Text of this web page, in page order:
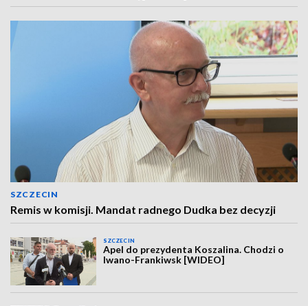
SZCZECIN
Remis w komisji. Mandat radnego Dudka bez decyzji
SZCZECIN
Apel do prezydenta Koszalina. Chodzi o
Iwano-Frankiwsk [WIDEO]